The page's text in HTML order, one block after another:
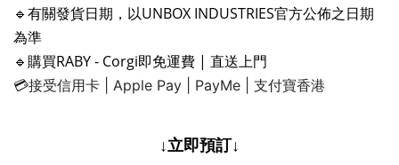
🔹有關發貨日期，以UNBOX INDUSTRIES官方公佈之日期
為準
🔹購買RABY - Corgi即免運費 | 直送上門
💳接受信用卡 | Apple Pay | PayMe | 支付寶香港
↓立即預訂↓